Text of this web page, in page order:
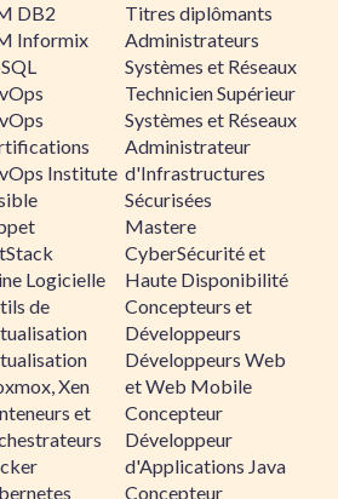
DB2
Informix
Institute
Logicielle
de
Xen
et
Titres diplômants
Administrateurs
Systèmes et Réseaux
Technicien Supérieur
Systèmes et Réseaux
Administrateur
d'Infrastructures
Sécurisées
Mastere
CyberSécurité et
Haute Disponibilité
Concepteurs et
Développeurs
Développeurs Web
et Web Mobile
Concepteur
Développeur
d'Applications Java
Concepteur